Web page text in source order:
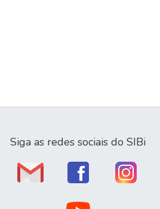
Siga as redes sociais do SIBi